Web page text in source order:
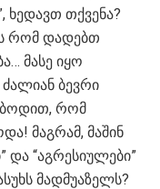
ხედავთ თქვენა?
ს რომ დადებთ
მასე იყო
ბევრი
რომ
მაგრამ, მაშინ
და “აგრესიულები”
მადმუაზელს?